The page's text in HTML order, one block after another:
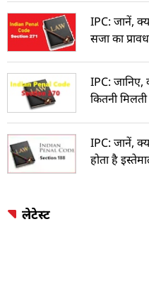
IPC: जानें,
सजा का
IPC: जानिए,
कितनी
IPC: जानें,
होता है
लेटेस्ट